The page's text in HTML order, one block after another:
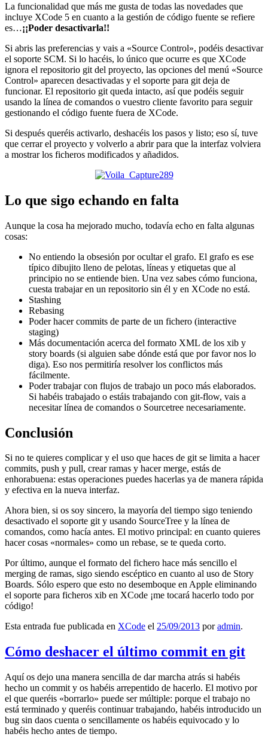
La funcionalidad que más me gusta de todas las novedades que
incluye XCode 5 en cuanto a la gestión de código fuente se refiere
es…¡¡Poder desactivarla!!
Si abris las preferencias y vais a «Source Control», podéis desactivar
el soporte SCM. Si lo hacéis, lo único que ocurre es que XCode
ignora el repositorio git del proyecto, las opciones del menú «Source
Control» aparecen desactivadas y el soporte para git deja de
funcionar. El repositorio git queda intacto, así que podéis seguir
usando la línea de comandos o vuestro cliente favorito para seguir
gestionando el código fuente fuera de XCode.
Si después queréis activarlo, deshacéis los pasos y listo; eso sí, tuve
que cerrar el proyecto y volverlo a abrir para que la interfaz volviera
a mostrar los ficheros modificados y añadidos.
Lo que sigo echando en falta
Aunque la cosa ha mejorado mucho, todavía echo en falta algunas
cosas:
No entiendo la obsesión por ocultar el grafo. El grafo es ese
típico dibujito lleno de pelotas, líneas y etiquetas que al
principio no se entiende bien. Una vez sabes cómo funciona,
cuesta trabajar en un repositorio sin él y en XCode no está.
Stashing
Rebasing
Poder hacer commits de parte de un fichero (interactive
staging)
Más documentación acerca del formato XML de los xib y
story boards (si alguien sabe dónde está que por favor nos lo
diga). Eso nos permitiría resolver los conflictos más
fácilmente.
Poder trabajar con flujos de trabajo un poco más elaborados.
Si habéis trabajado o estáis trabajando con git-flow, vais a
necesitar línea de comandos o Sourcetree necesariamente.
Conclusión
Si no te quieres complicar y el uso que haces de git se limita a hacer
commits, push y pull, crear ramas y hacer merge, estás de
enhorabuena: estas operaciones puedes hacerlas ya de manera rápida
y efectiva en la nueva interfaz.
Ahora bien, si os soy sincero, la mayoría del tiempo sigo teniendo
desactivado el soporte git y usando SourceTree y la línea de
comandos, como hacía antes. El motivo principal: en cuanto quieres
hacer cosas «normales» como un rebase, se te queda corto.
Por último, aunque el formato del fichero hace más sencillo el
merging de ramas, sigo siendo escéptico en cuanto al uso de Story
Boards. Sólo espero que esto no desemboque en Apple eliminando
el soporte para ficheros xib en XCode ¡me tocará hacerlo todo por
código!
Esta entrada fue publicada en XCode el 25/09/2013 poradmin.
Cómo deshacer el último commit en git
Aquí os dejo una manera sencilla de dar marcha atrás si habéis
hecho un commit y os habéis arrepentido de hacerlo. El motivo por
el que queréis «borrarlo» puede ser múltiple: porque el trabajo no
está terminado y queréis continuar trabajando, habéis introducido un
bug sin daos cuenta o sencillamente os habéis equivocado y lo
habéis hecho antes de tiempo.